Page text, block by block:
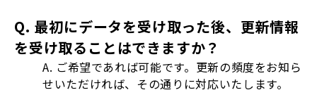
Q. 最初にデータを受け取った後、更新情報
を受け取ることはできますか？
A. ご希望であれば可能です。更新の頻度をお知ら
せいただければ、その通りに対応いたします。